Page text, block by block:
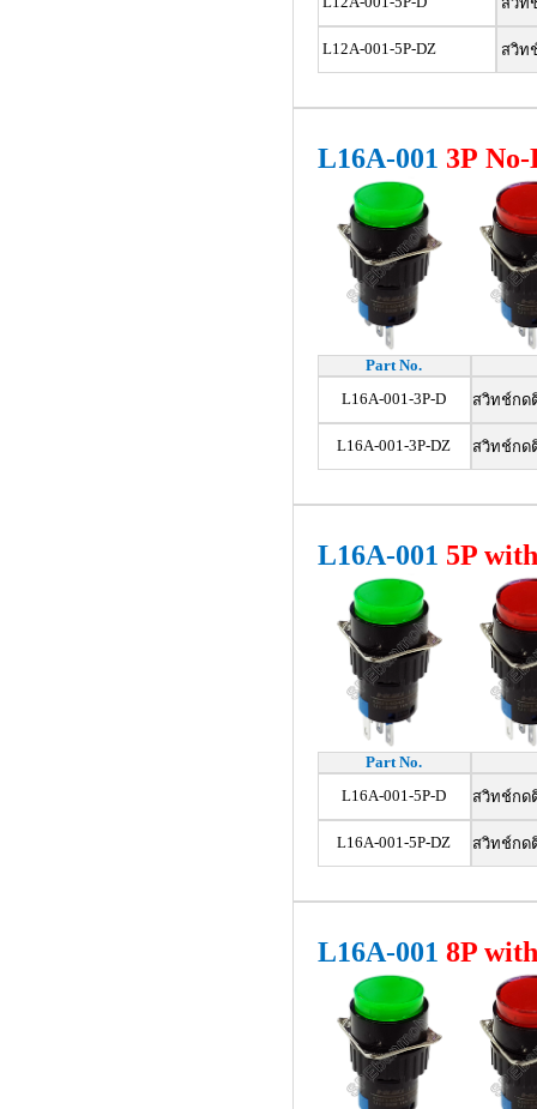
L12A-001-5P-DZ สวิท
L16A-001 3P
Part No.
L16A-001-3P-D
สวิทช์กด
L16A-001-3P-DZ สวิทช์กด
L16A-001 5P
Part No.
L16A-001-5P-D
สวิทช์กด
L16A-001-5P-DZ สวิทช์กด
L16A-001 8P